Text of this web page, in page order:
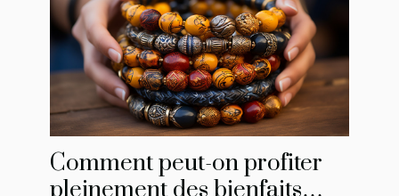
Comment peut-on profiter